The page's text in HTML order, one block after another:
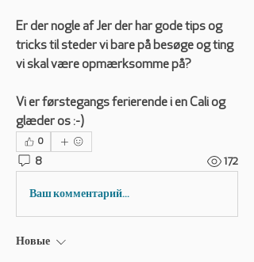
Er der nogle af Jer der har gode tips og
tricks til steder vi bare på besøge og ting
vi skal være opmærksomme på?
Vi er førstegangs ferierende i en Cali og
glæder os :-)
0
8 172
Ваш комментарий...
Новые